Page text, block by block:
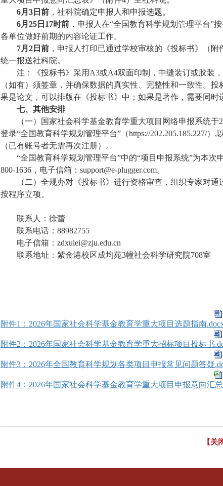
6月3日前 ，社科院确定申报人和申报选题。
6月25日17时前 ，申报人在“全国教育科学规划管理平台”
各单位做好前期的内容论证工作。
7月2日前 ，申报人打印已通过学校审核的《投标书》（附
统一报送社科院。
注：《投标书》 采用 A3或A4双面印制，中缝装订或胶装 ，
（如有）须签章，并确保数据的真实性、完整性和一致性。 投
果是论文，可以排版在《投标书》中；如果是著作，需要同时
七、其他安排
（一）国家社会科学基金教育学重大项目网络申报系统于
登录“全国教育科学规划管理平台”（https://202.205.185.227/
（已有账号者无需再次注册）。
“全国教育科学规划管理平台”中的“项目申报系统”为本
800-1636，电子信箱：support@e-plugger.com。
（二）全规办对《投标书》进行资格审查，组织专家对
按程序立项。
联系人：徐蕾
联系电话： 88982755
电子信箱： zdxulei@zju.edu.cn
联系地址：紫金港校区成均苑3幢社会科学研究院708室
附件1：2026年国家社会科学基金教育学重大项目选题指南
附件2：2026年国家社会科学基金教育学重大招标项目投标书
附件3：2026年全国教育科学规划各类项目申报常见问题答疑
附件4：2026年国家社会科学基金教育学重大项目申报意向汇
【关